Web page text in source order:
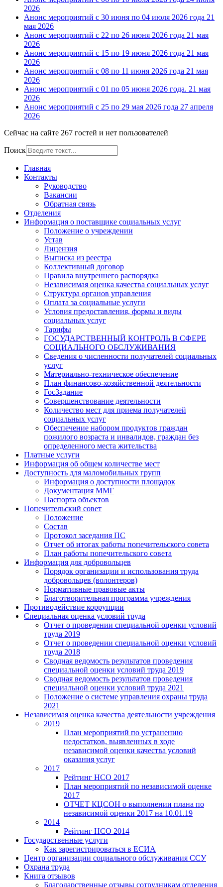
2026
Анонс мероприятий с 30 июня по 04 июля 2026 года 21
мая 2026
Анонс мероприятий с 22 по 26 июня 2026 года 21 мая
2026
Анонс мероприятий с 15 по 19 июня 2026 года 21 мая
2026
Анонс мероприятий с 08 по 11 июня 2026 года 21 мая
2026
Анонс мероприятий с 01 по 05 июня 2026 года. 21 мая
2026
Анонс мероприятий с 25 по 29 мая 2026 года 27 апреля
2026
Сейчас на сайте 267 гостей и нет пользователей
Поиск
Главная
Контакты
Руководство
Вакансии
Обратная связь
Отделения
Информация о поставщике социальных услуг
Положение о учреждении
Устав
Лицензия
Выписка из реестра
Коллективный договор
Правила внутреннего распорядка
Независимая оценка качества социальных услуг
Структура органов управления
Оплата за социальные услуги
Условия предоставления, формы и виды
социальных услуг
Тарифы
ГОСУДАРСТВЕННЫЙ КОНТРОЛЬ В СФЕРЕ
СОЦИАЛЬНОГО ОБСЛУЖИВАНИЯ
Сведения о численности получателей социальных
услуг
Материально-техническое обеспечение
План финансово-хозяйственной деятельности
ГосЗадание
Совершенствование деятельности
Количество мест для приема получателей
социальных услуг
Обеспечение набором продуктов граждан
пожилого возраста и инвалидов, граждан без
определенного места жительства
Платные услуги
Информация об общем количестве мест
Доступность для маломобильных групп
Информация о доступности площадок
Документация ММГ
Паспорта объектов
Попечительский совет
Положение
Состав
Протокол заседания ПС
Отчет об итогах работы попечительского совета
План работы попечительского совета
Информация для добровольцев
Порядок организации и использования труда
добровольцев (волонтеров)
Нормативные правовые акты
Благотворительная программа учреждения
Противодействие коррупции
Специальная оценка условий труда
Отчет о проведении специальной оценки условий
труда 2019
Отчет о проведении специальной оценки условий
труда 2018
Сводная ведомость результатов проведения
специальной оценки условий труда 2019
Сводная ведомость результатов проведения
специальной оценки условий труда 2021
Положение о системе управления охраны труда
2021
Независимая оценка качества деятельности учреждения
2019
План мероприятий по устранению
недостатков, выявленных в ходе
независимой оценки качества условий
оказания услуг
2017
Рейтинг НСО 2017
План мероприятий по независимой оценке
2017
ОТЧЕТ КЦСОН о выполнении плана по
независимой оценки 2017 на 10.01.19
2014
Рейтинг НСО 2014
Государственные услуги
Как зарегистрироваться в ЕСИА
Центр организации социального обслуживания ССУ
Охрана труда
Книга отзывов
Благодарственные отзывы сотрудникам отделения